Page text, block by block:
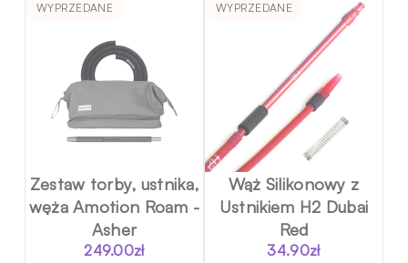
WYPRZEDANE
Zestaw torby, ustnika,
węża Amotion Roam -
Asher
249.00zł
WYPRZEDANE
Wąż Silikonowy z
Ustnikiem H2 Dubai
Red
34.90zł